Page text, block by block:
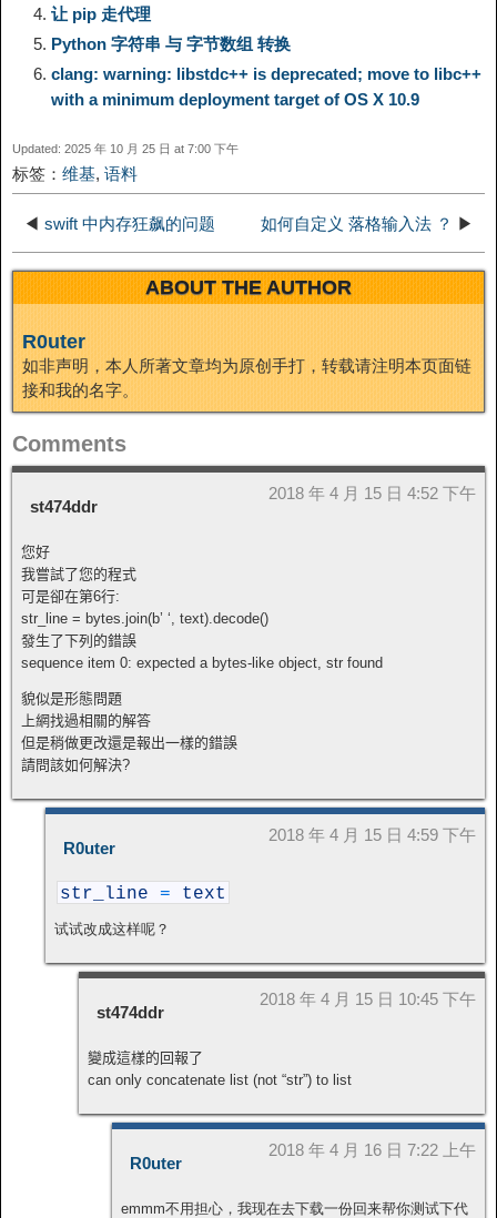
n
k
a
m
o
k n s
e
d
n
让 pip 走代理
Python 字符串 与 字节数组 转换
clang: warning: libstdc++ is deprecated; move to libc++
with a minimum deployment target of OS X 10.9
Updated: 2025 年 10 月 25 日 at 7:00 下午
标签： 维基, 语料
◀ swift 中内存狂飙的问题 如何自定义 落格输入法 ？ ▶
ABOUT THE AUTHOR
R0uter
如非声明，本人所著文章均为原创手打，转载请注明本页面链
接和我的名字。
Comments
st474ddr
2018 年 4 月 15 日 4:52 下午
您好
我嘗試了您的程式
可是卻在第6行:
str_line = bytes.join(b’ ‘, text).decode()
發生了下列的錯誤
sequence item 0: expected a bytes-like object, str found
貌似是形態問題
上網找過相關的解答
但是稍做更改還是報出一樣的錯誤
請問該如何解決?
R0uter
2018 年 4 月 15 日 4:59 下午
str_line = text
试试改成这样呢？
st474ddr
2018 年 4 月 15 日 10:45 下午
變成這樣的回報了
can only concatenate list (not “str”) to list
R0uter
2018 年 4 月 16 日 7:22 上午
emmm不用担心，我现在去下载一份回来帮你测试下代